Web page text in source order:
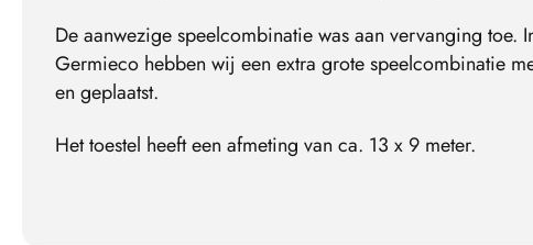
De aanwezige speelcombinatie was aan vervanging toe.
Germieco hebben wij een extra grote speelcombinatie
en geplaatst.
Het toestel heeft een afmeting van ca. 13 x 9 meter.